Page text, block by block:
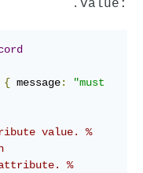
:value
.
{ message:
"must
value. %
%